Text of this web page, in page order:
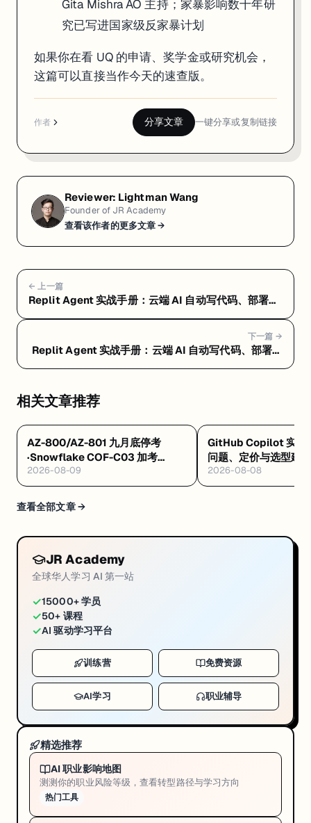
Gita Mishra AO 主持；家暴影响数十年研
究已写进国家级反家暴计划
如果你在看 UQ 的申请、奖学金或研究机会，
这篇可以直接当作今天的速查版。
作者 分享文章 一键分享或复制链接
Reviewer: Lightman Wang
Founder of JR Academy
查看该作者的更多文章 →
← 上一篇
Replit Agent 实战手册：云端 AI 自动写代码、部署一
下一篇 →
Replit Agent 实战手册：云端 AI 自动写代码、部署一
相关文章推荐
AZ-800/AZ-801 九月底停考
·Snowflake COF-C03 加考
Cortex AI·AWS 十万免费 AI 席
8/4 开训
2026-08-09
GitHub Copilot 实战
问题、定价与选型建议
2026-08-08
查看全部文章 →
JR Academy
全球华人学习 AI 第一站
✓15000+ 学员
✓50+ 课程
✓AI 驱动学习平台
训练营 免费资源
AI学习 职业辅导
精选推荐
AI 职业影响地图
测测你的职业风险等级，查看转型路径与学习方向
热门工具